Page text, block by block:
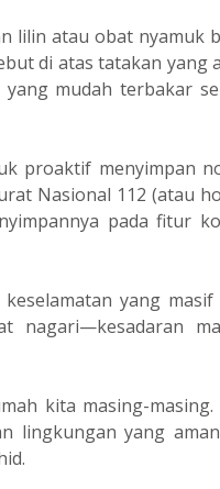
lilin atau obat nyamuk
di atas tatakan yang
mudah terbakar
proaktif menyimpan
Nasional 112 (atau
pada fitur
keselamatan yang
nagari—kesadaran
kita masing-masing.
lingkungan yang